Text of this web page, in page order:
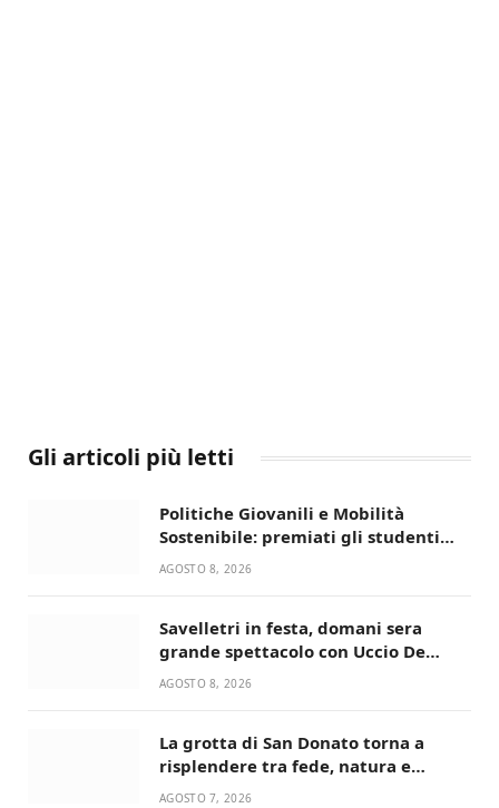
Gli articoli più letti
Politiche Giovanili e Mobilità
Sostenibile: premiati gli studenti
universitari del bando “La strada
AGOSTO 8, 2026
Savelletri in festa, domani sera
grande spettacolo con Uccio De
Santis
AGOSTO 8, 2026
La grotta di San Donato torna a
risplendere tra fede, natura e
devozione
AGOSTO 7, 2026